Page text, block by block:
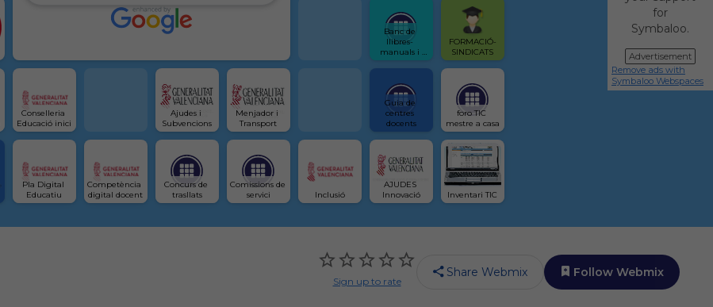
Banc de
llibres-
manuals i
més
FORMACIÓ-
SINDICATS
Conselleria
Educació inici
Ajudes i
Subvencions
Menjador i
Transport
Guia de
centres
docents
foro TIC
mestre a casa
Pla Digital
Educatiu
Competència
digital docent
Concurs de
trasllats
Comissions de
servici
Inclusió
AJUDES
Innovació
Inventari TIC
for
Symbaloo.
Advertisement
Remove ads with
Symbaloo Webspaces
Sign up to rate
Share Webmix Follow Webmix